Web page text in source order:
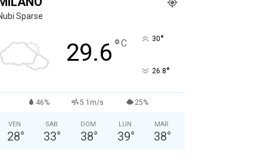
Sparse
29.6°C 30°
26.8°
46% 5.1m/s 25%
VEN
28°
SAB
33°
DOM
38°
LUN
39°
MAR
38°